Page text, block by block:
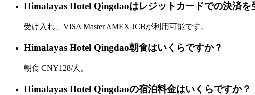
Himalayas Hotel Qingdaoはレジットカードでの決済を
受け入れ、VISA Master AMEX JCBが利用可能です。
Himalayas Hotel Qingdao朝食はいくらですか？
朝食 CNY128/人。
Himalayas Hotel Qingdaoの宿泊料金はいくらですか？